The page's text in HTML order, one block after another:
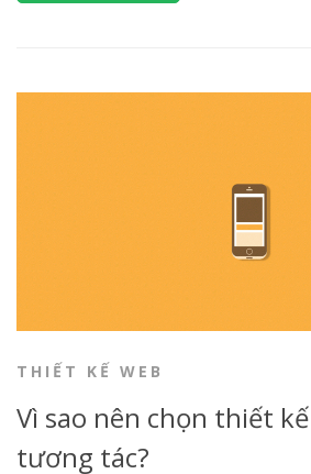
THIẾT KẾ WEB
Vì sao nên chọn thiết
tương tác?